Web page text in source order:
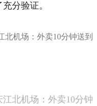
分验证。
北机场：外卖10分钟